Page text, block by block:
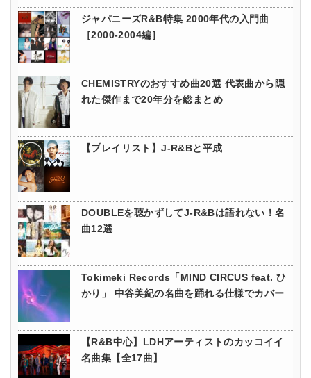
ジャパニーズR&B特集 2000年代の入門曲
［2000-2004編］
CHEMISTRYのおすすめ曲20選 代表曲から隠
れた傑作まで20年分を総まとめ
【プレイリスト】J-R&Bと平成
DOUBLEを聴かずしてJ-R&Bは語れない！名
曲12選
Tokimeki Records「MIND CIRCUS feat. ひ
かり」 中谷美紀の名曲を踊れる仕様でカバー
【R&B中心】LDHアーティストのカッコイイ
名曲集【全17曲】